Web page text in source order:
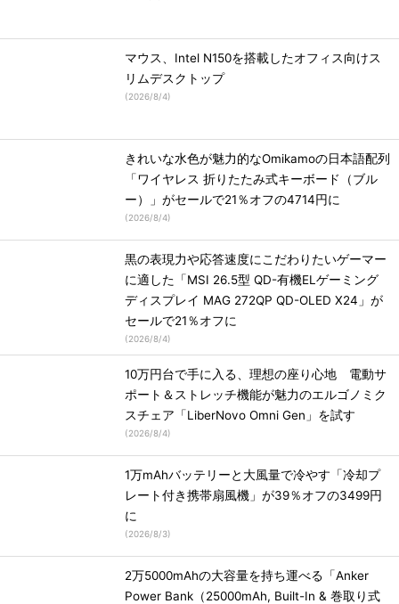
マウス、Intel N150を搭載したオフィス向けス
リムデスクトップ
(2026/8/4)
きれいな水色が魅力的なOmikamoの日本語配列
「ワイヤレス 折りたたみ式キーボード（ブル
ー）」がセールで21％オフの4714円に
(2026/8/4)
黒の表現力や応答速度にこだわりたいゲーマー
に適した「MSI 26.5型 QD-有機ELゲーミング
ディスプレイ MAG 272QP QD-OLED X24」が
セールで21％オフに
(2026/8/4)
10万円台で手に入る、理想の座り心地 電動サ
ポート＆ストレッチ機能が魅力のエルゴノミク
スチェア「LiberNovo Omni Gen」を試す
(2026/8/4)
1万mAhバッテリーと大風量で冷やす「冷却プ
レート付き携帯扇風機」が39％オフの3499円
に
(2026/8/3)
2万5000mAhの大容量を持ち運べる「Anker
Power Bank（25000mAh, Built-In & 巻取り式